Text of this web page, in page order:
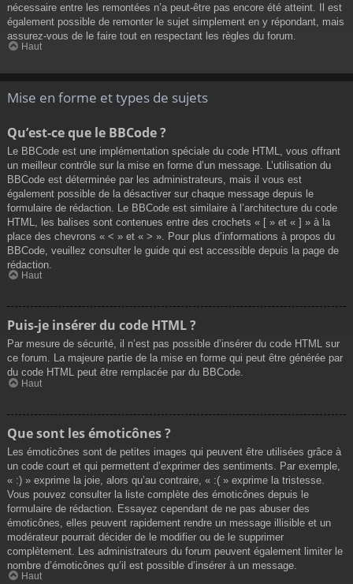
nécessaire entre les remontées n’a peut-être pas encore été atteint. Il est
également possible de remonter le sujet simplement en y répondant, mais
assurez-vous de le faire tout en respectant les règles du forum.
Haut
Mise en forme et types de sujets
Qu’est-ce que le BBCode ?
Le BBCode est une implémentation spéciale du code HTML, vous offrant
un meilleur contrôle sur la mise en forme d’un message. L’utilisation du
BBCode est déterminée par les administrateurs, mais il vous est
également possible de la désactiver sur chaque message depuis le
formulaire de rédaction. Le BBCode est similaire à l’architecture du code
HTML, les balises sont contenues entre des crochets « [ » et « ] » à la
place des chevrons « < » et « > ». Pour plus d’informations à propos du
BBCode, veuillez consulter le guide qui est accessible depuis la page de
rédaction.
Haut
Puis-je insérer du code HTML ?
Par mesure de sécurité, il n’est pas possible d’insérer du code HTML sur
ce forum. La majeure partie de la mise en forme qui peut être générée par
du code HTML peut être remplacée par du BBCode.
Haut
Que sont les émoticônes ?
Les émoticônes sont de petites images qui peuvent être utilisées grâce à
un code court et qui permettent d’exprimer des sentiments. Par exemple,
« :) » exprime la joie, alors qu’au contraire, « :( » exprime la tristesse.
Vous pouvez consulter la liste complète des émoticônes depuis le
formulaire de rédaction. Essayez cependant de ne pas abuser des
émoticônes, elles peuvent rapidement rendre un message illisible et un
modérateur pourrait décider de le modifier ou de le supprimer
complètement. Les administrateurs du forum peuvent également limiter le
nombre d’émoticônes qu’il est possible d’insérer à un message.
Haut